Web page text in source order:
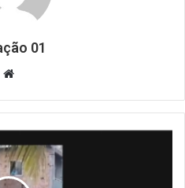
01
Website